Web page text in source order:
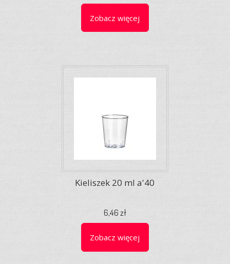
Zobacz więcej
Kieliszek 20 ml a'40
6,46 zł
Zobacz więcej